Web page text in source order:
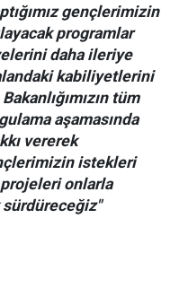
gençlerimizin
programlar
daha ileriye
kabiliyetlerini
tüm
aşamasında
vererek
istekleri
onlarla